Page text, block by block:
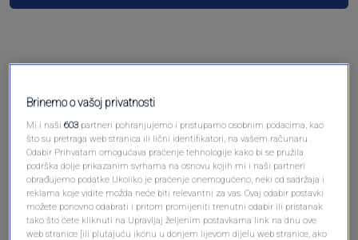
Oglas
Brinemo o vašoj privatnosti
Mi i naši603 partneri pohranjujemo i pristupamo osobnim podacima, kao
što su pretraga web stranica ili lični identifikatori, na vašem računaru .
Odabir Prihvatam omogućava praćenje tehnologije kako bi se pružila
podrška dolje prikazanim svrhama na osnovu kojih mi i naši partneri
obrađujemo podatke Ukoliko je praćenje onemogućeno, neki od sadržaja i
reklama koje vidite možda neće biti relevantni za vas. Ovaj odabir postavki
možete ponovno odabrati i pritom promijeniti trenutni odabir ili pristanak
tako što ćete kliknuti na Upravljaj željenim postavkama link na dnu ove
web stranice [ili plutajuću ikonu u donjem lijevom dijelu web stranice, ako